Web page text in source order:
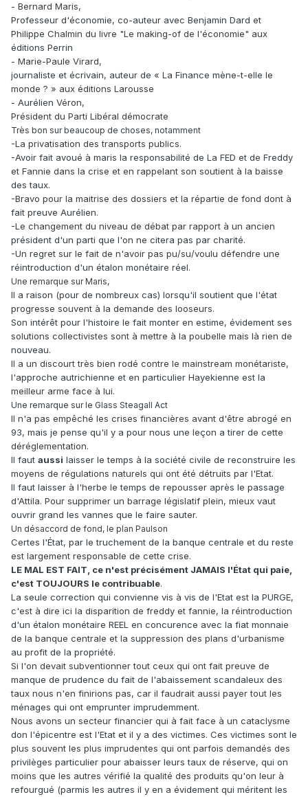
- Bernard Maris,
Professeur d'économie, co-auteur avec Benjamin Dard et
Philippe Chalmin du livre "Le making-of de l'économie" aux
éditions Perrin
- Marie-Paule Virard,
journaliste et écrivain, auteur de « La Finance mène-t-elle le
monde ? » aux éditions Larousse
- Aurélien Véron,
Président du Parti Libéral démocrate
Très bon sur beaucoup de choses, notamment
-La privatisation des transports publics.
-Avoir fait avoué à maris la responsabilité de La FED et de Freddy
et Fannie dans la crise et en rappelant son soutient à la baisse
des taux.
-Bravo pour la maitrise des dossiers et la répartie de fond dont à
fait preuve Aurélien.
-Le changement du niveau de débat par rapport à un ancien
président d'un parti que l'on ne citera pas par charité.
-Un regret sur le fait de n'avoir pas pu/su/voulu défendre une
réintroduction d'un étalon monétaire réel.
Une remarque sur Maris,
Il a raison (pour de nombreux cas) lorsqu'il soutient que l'état
progresse souvent à la demande des looseurs.
Son intérêt pour l'histoire le fait monter en estime, évidement ses
solutions collectivistes sont à mettre à la poubelle mais là rien de
nouveau.
Il a un discourt très bien rodé contre le mainstream monétariste,
l'approche autrichienne et en particulier Hayekienne est la
meilleur arme face à lui.
Une remarque sur le Glass Steagall Act
Il n'a pas empêché les crises financières avant d'être abrogé en
93, mais je pense qu'il y a pour nous une leçon a tirer de cette
déréglementation.
Il faut aussi laisser le temps à la société civile de reconstruire les
moyens de régulations naturels qui ont été détruits par l'Etat.
Il faut laisser à l'herbe le temps de repousser après le passage
d'Attila. Pour supprimer un barrage législatif plein, mieux vaut
ouvrir grand les vannes que le faire sauter.
Un désaccord de fond, le plan Paulson
Certes l'État, par le truchement de la banque centrale et du reste
est largement responsable de cette crise.
LE MAL EST FAIT, ce n'est précisément JAMAIS l'État qui paie,
c'est TOUJOURS le contribuable.
La seule correction qui convienne vis à vis de l'Etat est la PURGE,
c'est à dire ici la disparition de freddy et fannie, la réintroduction
d'un étalon monétaire REEL en concurence avec la fiat monnaie
de la banque centrale et la suppression des plans d'urbanisme
au profit de la propriété.
Si l'on devait subventionner tout ceux qui ont fait preuve de
manque de prudence du fait de l'abaissement scandaleux des
taux nous n'en finirions pas, car il faudrait aussi payer tout les
ménages qui ont emprunter imprudemment.
Nous avons un secteur financier qui à fait face à un cataclysme
don l'épicentre est l'Etat et il y a des victimes. Ces victimes sont le
plus souvent les plus imprudentes qui ont parfois demandés des
privilèges particulier pour abaisser leurs taux de réserve, qui on
moins que les autres vérifié la qualité des produits qu'on leur à
refourgué (parmis les autres il y en a évidement qui méritent les